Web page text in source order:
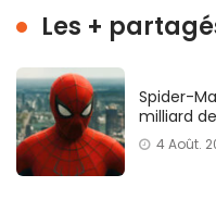
Les +
Spider-
milliard
4 Août.